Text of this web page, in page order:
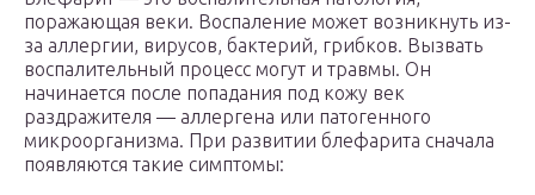
поражающая веки. Воспаление может возникнуть из-
за аллергии, вирусов, бактерий, грибков. Вызвать
воспалительный процесс могут и травмы. Он
начинается после попадания под кожу век
раздражителя — аллергена или патогенного
микроорганизма. При развитии блефарита сначала
появляются такие симптомы: